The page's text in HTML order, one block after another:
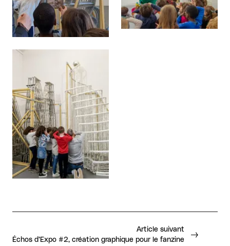
Agrandir
Article suivant
Échos d’Expo #2, création graphique pour le fanzine